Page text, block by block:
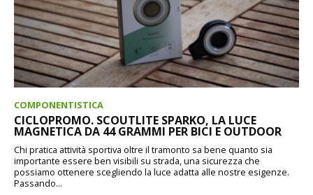
COMPONENTISTICA
CICLOPROMO. SCOUTLITE SPARKO, LA LUCE
MAGNETICA DA 44 GRAMMI PER BICI E OUTDOOR
Chi pratica attività sportiva oltre il tramonto sa bene quanto sia
importante essere ben visibili su strada, una sicurezza che
possiamo ottenere scegliendo la luce adatta alle nostre esigenze.
Passando...